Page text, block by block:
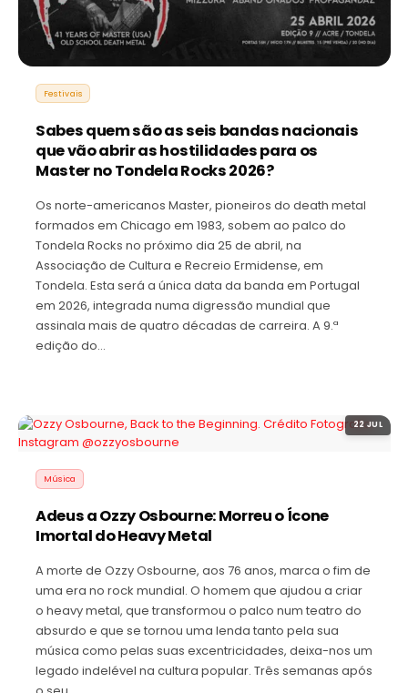
Festivais
Sabes quem são as seis bandas nacionais
que vão abrir as hostilidades para os
Master no Tondela Rocks 2026?
Os norte-americanos Master, pioneiros do death metal
formados em Chicago em 1983, sobem ao palco do
Tondela Rocks no próximo dia 25 de abril, na
Associação de Cultura e Recreio Ermidense, em
Tondela. Esta será a única data da banda em Portugal
em 2026, integrada numa digressão mundial que
assinala mais de quatro décadas de carreira. A 9.ª
edição do…
22 JUL
Música
Adeus a Ozzy Osbourne: Morreu o Ícone
Imortal do Heavy Metal
A morte de Ozzy Osbourne, aos 76 anos, marca o fim de
uma era no rock mundial. O homem que ajudou a criar
o heavy metal, que transformou o palco num teatro do
absurdo e que se tornou uma lenda tanto pela sua
música como pelas suas excentricidades, deixa-nos um
legado indelével na cultura popular. Três semanas após